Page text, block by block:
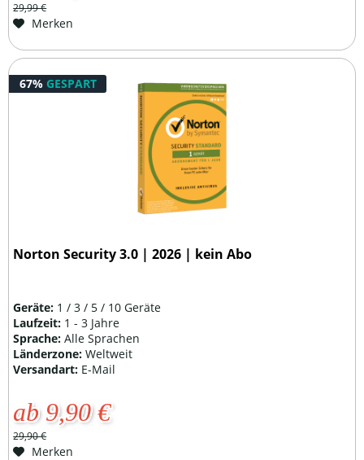
29,99 €
Merken
67% GESPART
Norton Security 3.0 | 2026 | kein Abo
Geräte: 1 / 3 / 5 / 10 Geräte
Laufzeit: 1 - 3 Jahre
Sprache:Alle Sprachen
Länderzone:Weltweit
Versandart: E-Mail
ab 9,90 €
29,90 €
Merken